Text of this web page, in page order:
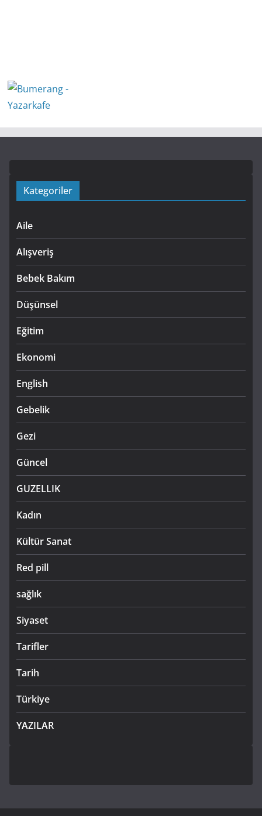
Kategoriler
Aile
Alışveriş
Bebek Bakım
Düşünsel
Eğitim
Ekonomi
English
Gebelik
Gezi
Güncel
GUZELLIK
Kadın
Kültür Sanat
Red pill
sağlık
Siyaset
Tarifler
Tarih
Türkiye
YAZILAR